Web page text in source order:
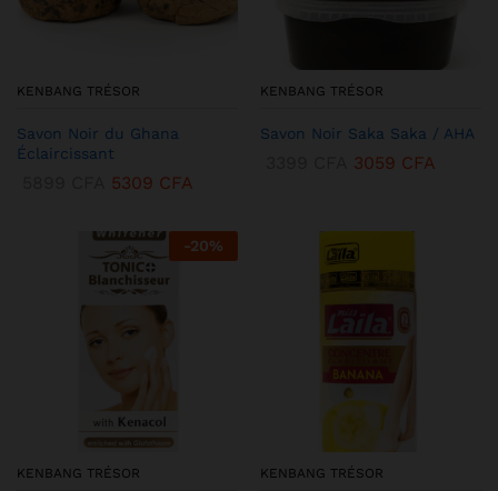
KENBANG TRÉSOR
Savon Noir du Ghana
Éclaircissant
5309 CFA
KENBANG TRÉSOR
Savon Noir Saka Saka / AHA
3059 CFA
-20%
KENBANG TRÉSOR KENBANG TRÉSOR